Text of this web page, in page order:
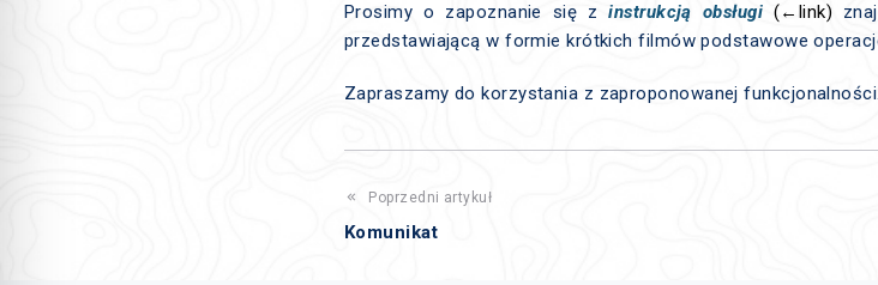
Prosimy o zapoznanie się zinstrukcją obsługi(←link)
przedstawiającą w formie krótkich filmów podstawowe
Zapraszamy do korzystania z zaproponowanej funkcjonalności.
Poprzedni artykuł
Komunikat